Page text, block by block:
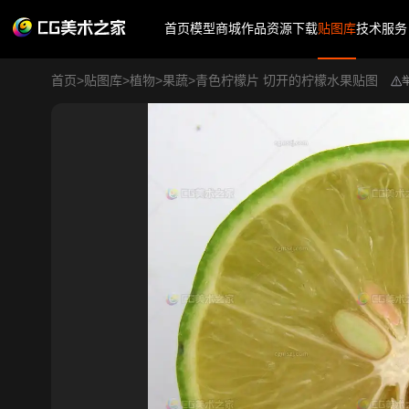
首页模型商城作品资源下载贴图库技术服务
首页>贴图库>植物>果蔬>青色柠檬片 切开的柠檬水果贴图